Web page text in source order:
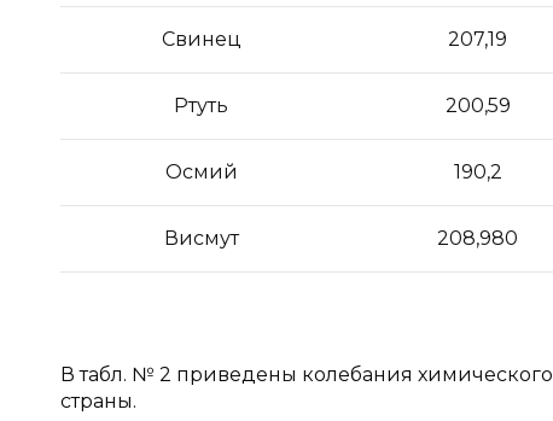
Свинец 207,19
Ртуть 200,59
Осмий 190,2
Висмут 208,980
В табл. № 2 приведены колебания
страны.